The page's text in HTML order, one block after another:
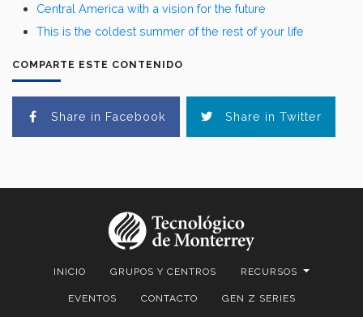
Central America with a vision for the future
This is the coldest summer of the rest of your life
COMPARTE ESTE CONTENIDO
Share in Facebook Share in Twitter
INICIO GRUPOS Y CENTROS RECURSOS
EVENTOS CONTACTO GEN Z SERIES